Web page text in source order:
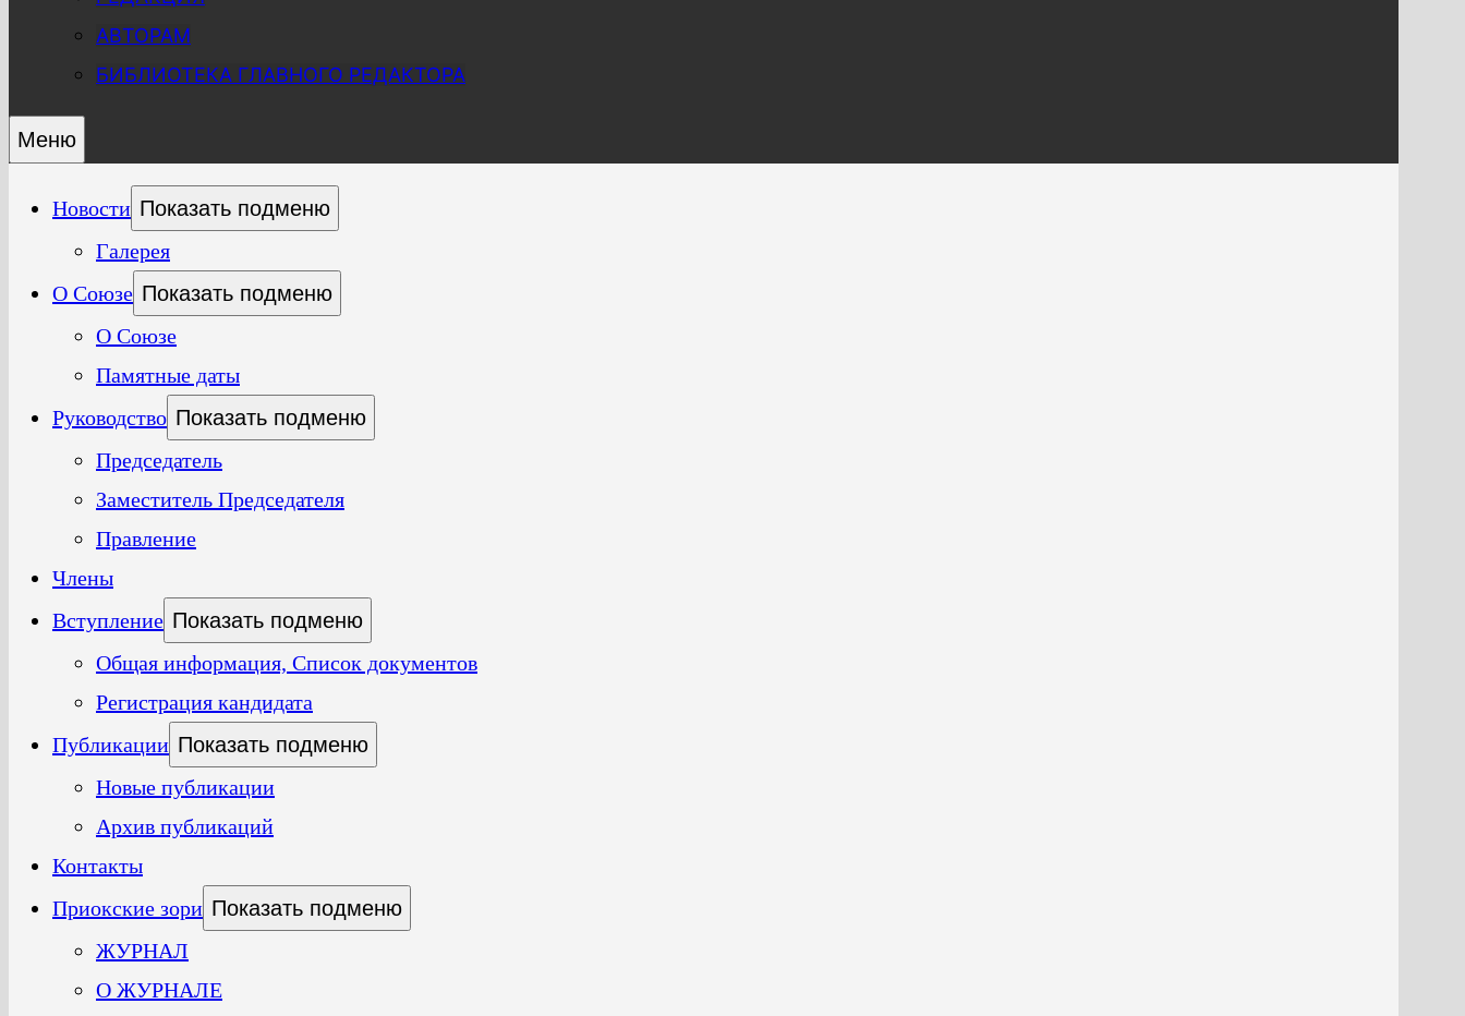
АВТОРАМ
БИБЛИОТЕКА ГЛАВНОГО РЕДАКТОРА
Меню
Новости Показать подменю
Галерея
О Союзе Показать подменю
О Союзе
Памятные даты
Руководство Показать подменю
Председатель
Заместитель Председателя
Правление
Члены
Вступление Показать подменю
Общая информация, Список документов
Регистрация кандидата
Публикации Показать подменю
Новые публикации
Архив публикаций
Контакты
Приокские зори Показать подменю
ЖУРНАЛ
О ЖУРНАЛЕ